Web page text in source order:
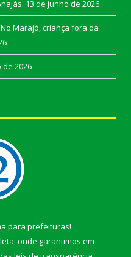
13 de junho de 2026
“No Marajó, criança fora da
de 2026
para prefeituras!
onde garantimos em